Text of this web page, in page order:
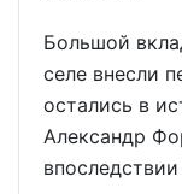
Большой
селе внесли
остались в
Александр